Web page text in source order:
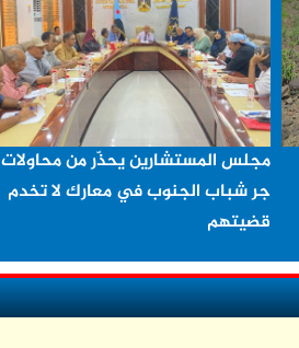
مجلس المستشارين يحذّر من محاولات
جر شباب الجنوب في معارك لا تخدم
قضيتهم